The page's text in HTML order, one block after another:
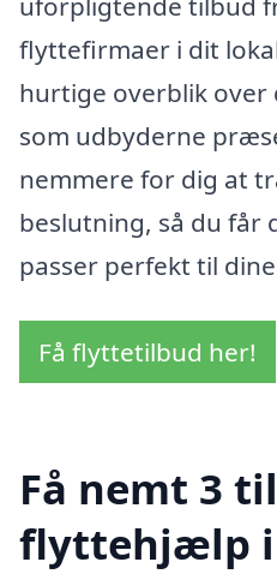
flyttefirmaer i dit
hurtige overblik over
som udbyderne
nemmere for dig at
beslutning, så du
passer perfekt til
Få flyttetilbud her!
Få nemt 3
flyttehjælp i